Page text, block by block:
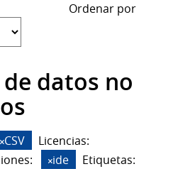
Ordenar por
datos no
CSV
Licencias:
ide
Etiquetas: